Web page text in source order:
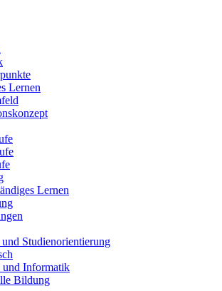
Lernen
Lernen
Studienorientierung
und Informatik
Bildung